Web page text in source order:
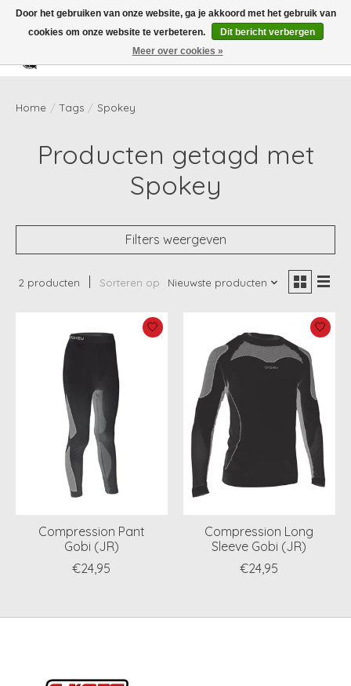
Verlanglijst
Home / Tags / Spokey
Producten getagd met
Spokey
Filters weergeven
2 producten Sorteren op Nieuwste producten
Compression Pant
Gobi (JR)
€24,95
Compression Long
Sleeve Gobi (JR)
€24,95
Door het gebruiken van onze website, ga je akkoord met het gebruik van
cookies om onze website te verbeteren.
Dit bericht verbergen
Meer over cookies »